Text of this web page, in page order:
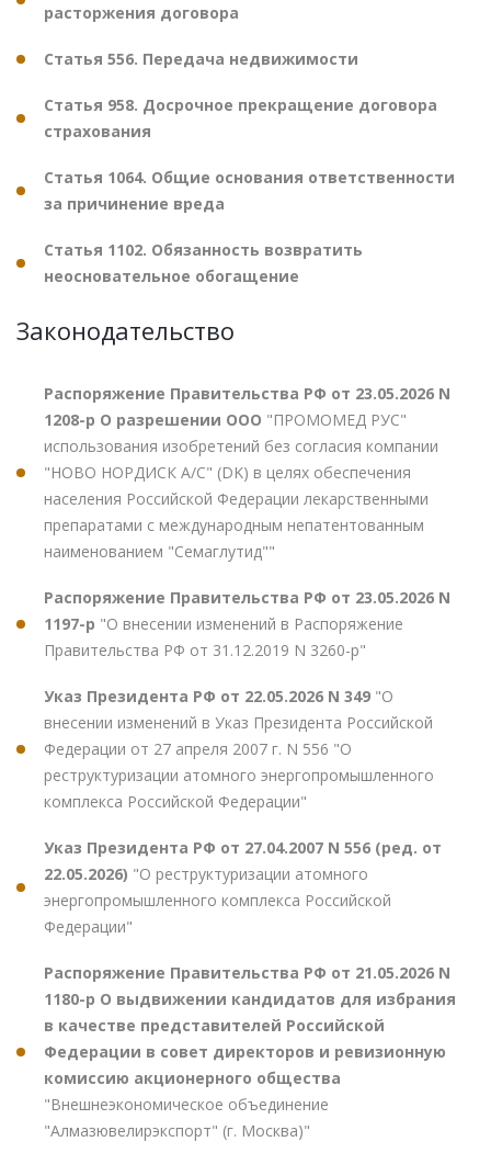
расторжения договора
Статья 556. Передача недвижимости
Статья 958. Досрочное прекращение договора
страхования
Статья 1064. Общие основания ответственности
за причинение вреда
Статья 1102. Обязанность возвратить
неосновательное обогащение
Законодательство
Распоряжение Правительства РФ от 23.05.2026 N
1208-р О разрешении ООО "ПРОМОМЕД РУС"
использования изобретений без согласия компании
"НОВО НОРДИСК А/С" (DK) в целях обеспечения
населения Российской Федерации лекарственными
препаратами с международным непатентованным
наименованием "Семаглутид""
Распоряжение Правительства РФ от 23.05.2026 N
1197-р "О внесении изменений в Распоряжение
Правительства РФ от 31.12.2019 N 3260-р"
Указ Президента РФ от 22.05.2026 N 349 "О
внесении изменений в Указ Президента Российской
Федерации от 27 апреля 2007 г. N 556 "О
реструктуризации атомного энергопромышленного
комплекса Российской Федерации"
Указ Президента РФ от 27.04.2007 N 556 (ред. от
22.05.2026) "О реструктуризации атомного
энергопромышленного комплекса Российской
Федерации"
Распоряжение Правительства РФ от 21.05.2026 N
1180-р О выдвижении кандидатов для избрания
в качестве представителей Российской
Федерации в совет директоров и ревизионную
комиссию акционерного общества
"Внешнеэкономическое объединение
"Алмазювелирэкспорт" (г. Москва)"